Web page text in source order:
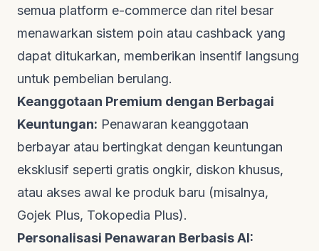
semua platform e-commerce dan ritel besar
menawarkan sistem poin atau cashback yang
dapat ditukarkan, memberikan insentif langsung
untuk pembelian berulang.
Keanggotaan Premium dengan Berbagai
Keuntungan: Penawaran keanggotaan
berbayar atau bertingkat dengan keuntungan
eksklusif seperti gratis ongkir, diskon khusus,
atau akses awal ke produk baru (misalnya,
Gojek Plus, Tokopedia Plus).
Personalisasi Penawaran Berbasis AI: